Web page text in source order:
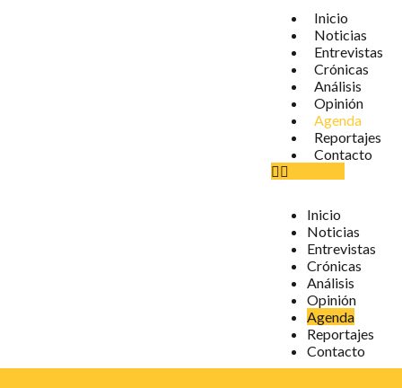
Inicio
Noticias
Entrevistas
Crónicas
Análisis
Opinión
Agenda
Reportajes
Contacto
Inicio
Noticias
Entrevistas
Crónicas
Análisis
Opinión
Agenda
Reportajes
Contacto